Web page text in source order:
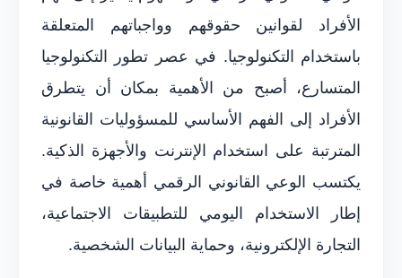
الأفراد لقوانين حقوقهم وواجباتهم المتعلقة
باستخدام التكنولوجيا. في عصر تطور التكنولوجيا
المتسارع، أصبح من الأهمية بمكان أن يتطرق
الأفراد إلى الفهم الأساسي للمسؤوليات القانونية
المترتبة على استخدام الإنترنت والأجهزة الذكية.
يكتسب الوعي القانوني الرقمي أهمية خاصة في
إطار الاستخدام اليومي للتطبيقات الاجتماعية،
التجارة الإلكترونية، وحماية البيانات الشخصية.